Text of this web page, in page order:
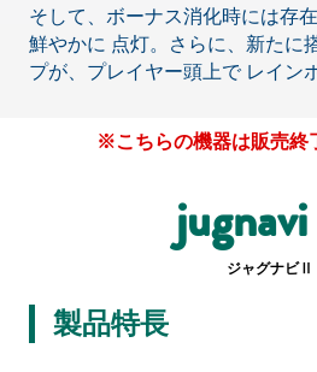
GOGO! Wi-Fiシリーズ
キタッククラウドシリー
周辺機器
システムサポート
印刷製本機器
そして、ボーナス消化時には存
鮮やかに 点灯。さらに、新たに
プが、プレイヤー頭上でレイン
※こちらの機器は販売終
ジャグナビⅡ
製品特長